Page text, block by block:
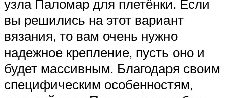
узла Паломар для плетёнки. Если
вы решились на этот вариант
вязания, то вам очень нужно
надежное крепление, пусть оно и
будет массивным. Благодаря своим
специфическим особенностям,